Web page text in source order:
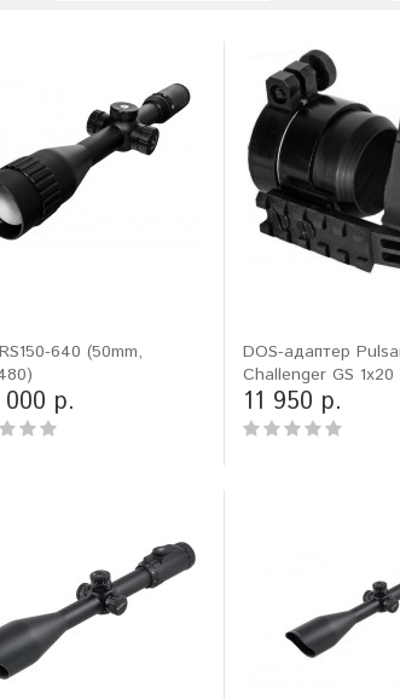
640 (50mm,
р.
DOS-адаптер
Challenger GS 1x20
11 950 р.